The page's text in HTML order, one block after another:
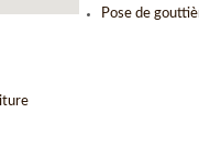
Pose de